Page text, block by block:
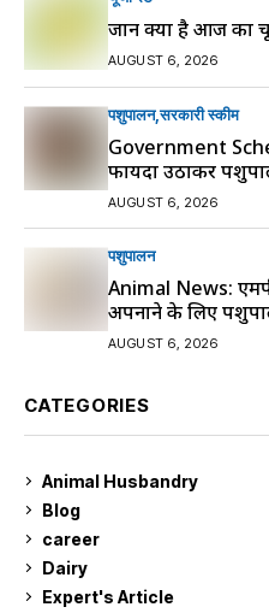
जानें क्या है आज का
AUGUST 6, 2026
पशुपालन सरकारी स्की‍म
Government
फायदा उठाकर
AUGUST 6, 2026
पशुपालन
Animal News:
अपनाने के लिए
AUGUST 6, 2026
CATEGORIES
Animal Husbandry
Blog
career
Dairy
Expert's Article